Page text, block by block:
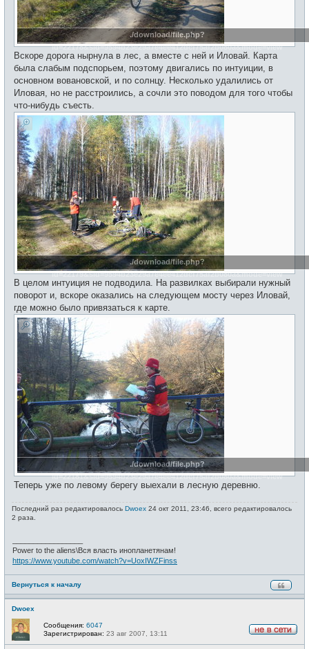
./download/file.php?
id=22178&sid=9594b23e29a7e4ee412dcf75af2b080a&mode=view
Вскоре дорога нырнула в лес, а вместе с ней и Иловай. Карта
была слабым подспорьем, поэтому двигались по интуиции, в
основном вовановской, и по солнцу. Несколько удалились от
Иловая, но не расстроились, а сочли это поводом для того чтобы
что-нибудь съесть.
./download/file.php?
id=22179&sid=9594b23e29a7e4ee412dcf75af2b080a&mode=view
В целом интуиция не подводила. На развилках выбирали нужный
поворот и, вскоре оказались на следующем мосту через Иловай,
где можно было привязаться к карте.
./download/file.php?
id=22181&sid=9594b23e29a7e4ee412dcf75af2b080a&mode=view
Теперь уже по левому берегу выехали в лесную деревню.
Последний раз редактировалось Dwoex 24 окт 2011, 23:46, всего редактировалось
2 раза.
Power to the aliens\Вся власть инопланетянам!
https://www.youtube.com/watch?v=UoxIWZFinss
Вернуться к началу
Dwoex
Сообщения: 6047
Зарегистрирован: 23 авг 2007, 13:11